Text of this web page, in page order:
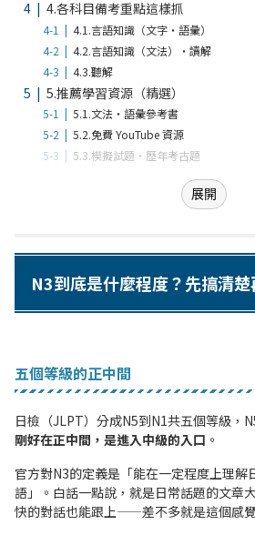
4.各科目備考重點這樣抓
4.1.言語知識（文字・語彙）
4.2.言語知識（文法）・讀解
4.3.聽解
5.推薦學習資源（精選）
5.1.文法・語彙參考書
5.2.免費 YouTube 資源
5.3.模擬試題・歷年考古題
展開
N3到底是什麼程度？先搞清
五個等級的正中間
日檢（JLPT）分成N5到N1共五個等級，
剛好在正中間，是進入中級的入口 。
官方對N3的定義是「能在一定程度上理解
語」。白話一點說，就是日常話題的文章
快的對話也能跟上——差不多就是這個感覺